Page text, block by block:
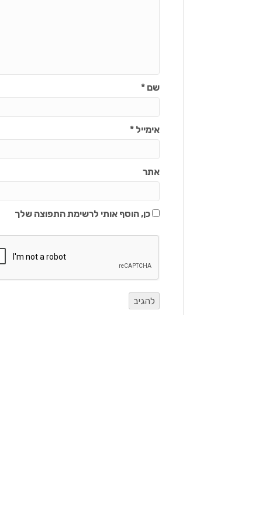
שם*
אימייל*
אתר
כן, הוסף אותי לרשימת התפוצה שלך